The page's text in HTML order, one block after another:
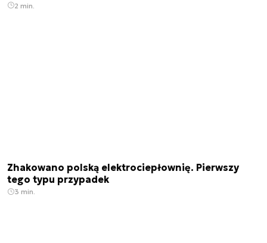
2 min.
Zhakowano polską elektrociepłownię. Pierwszy
tego typu przypadek
3 min.